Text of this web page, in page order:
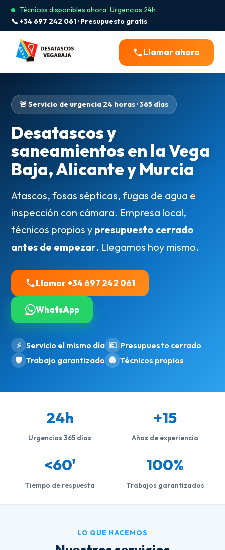
Técnicos disponibles ahora · Urgencias 24h
📞 +34 697 242 061 · Presupuesto gratis
Llamar ahora
🚨 Servicio de urgencia 24 horas · 365 días
Desatascos y
saneamientos en la Vega
Baja, Alicante y Murcia
Atascos, fosas sépticas, fugas de agua e
inspección con cámara. Empresa local,
técnicos propios y presupuesto cerrado
antes de empezar. Llegamos hoy mismo.
Llamar +34 697 242 061
WhatsApp
⚡ Servicio el mismo día 💶 Presupuesto cerrado
🛡️ Trabajo garantizado 👷 Técnicos propios
24h
Urgencias 365 días
+15
Años de experiencia
<60'
Tiempo de respuesta
100%
Trabajos garantizados
LO QUE HACEMOS